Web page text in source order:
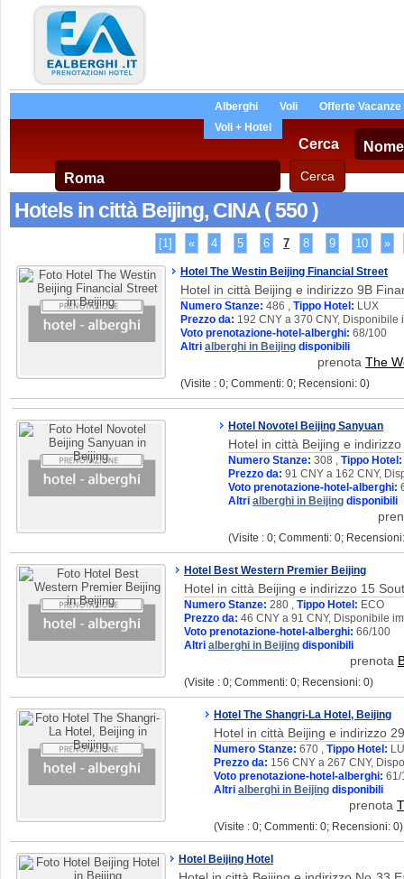
Alberghi Voli
Offerte Vacanze
Voli + Hotel
Cerca
Hotels in città Beijing, CINA ( 550 )
[1] « 4 5 6 7 8 9 10 »
Hotel The Westin Beijing Financial Street
Hotel in città Beijing e indirizzo 9B
Numero Stanze: 486 , Tippo Hotel: LUX
Prezzo da: 192 CNY a 370 CNY, Disponibile
Voto prenotazione-hotel-alberghi: 68/100
Altri alberghi in Beijing disponibili
prenota The
(Visite : 0; Commenti: 0; Recensioni: 0)
Hotel Novotel Beijing Sanyuan
Hotel in città Beijing e
Numero Stanze: 308 , Tippo Hotel:
Prezzo da: 91 CNY a 162 CNY,
Voto prenotazione-hotel-alberghi:
Altri alberghi in Beijing disponibili
(Visite : 0; Commenti: 0;
Hotel Best Western Premier Beijing
Hotel in città Beijing e indirizzo 15
Numero Stanze: 280 , Tippo Hotel: ECO
Prezzo da: 46 CNY a 91 CNY, Disponibile
Voto prenotazione-hotel-alberghi: 66/100
Altri alberghi in Beijing disponibili
prenota
(Visite : 0; Commenti: 0; Recensioni: 0)
Hotel The Shangri-La Hotel, Beijing
Hotel in città Beijing e indirizzo
Numero Stanze: 670 , Tippo Hotel:
Prezzo da: 156 CNY a 267 CNY,
Voto prenotazione-hotel-alberghi: 61/
Altri alberghi in Beijing disponibili
prenota
(Visite : 0; Commenti: 0; Recensioni: 0)
Hotel Beijing Hotel